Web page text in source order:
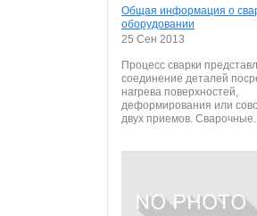
Общая информация о
оборудовании
25 Сен 2013
Процесс сварки
соединение деталей
нагрева поверхностей,
деформирования или
двух приемов.